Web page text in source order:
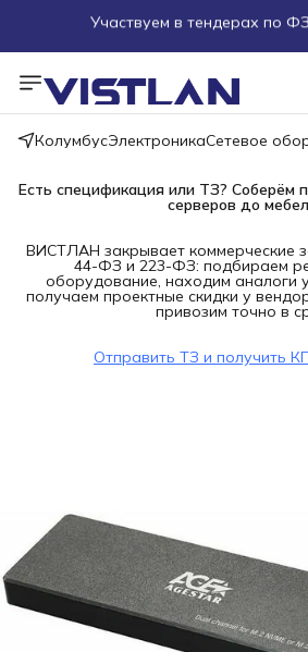
Пуско-наладочные
Пришлите запрос на e-
Более 100 000 позиций в
КолумбусЭлектроникаСетевое
Есть спецификация или ТЗ? Соберём
серверов до
ВИСТЛАН закрывает коммерческие
44-ФЗ и 223-ФЗ: подбираем
оборудование, находим аналоги
получаем проектные скидки у
привозим точно в
Отправить ТЗ и получить